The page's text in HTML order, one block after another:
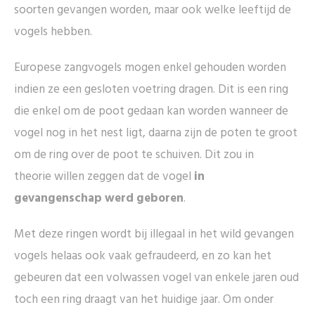
soorten gevangen worden, maar ook welke leeftijd de
vogels hebben.
Europese zangvogels mogen enkel gehouden worden
indien ze een gesloten voetring dragen. Dit is een ring
die enkel om de poot gedaan kan worden wanneer de
vogel nog in het nest ligt, daarna zijn de poten te groot
om de ring over de poot te schuiven. Dit zou in
theorie willen zeggen dat de vogel in
gevangenschap werd geboren.
Met deze ringen wordt bij illegaal in het wild gevangen
vogels helaas ook vaak gefraudeerd, en zo kan het
gebeuren dat een volwassen vogel van enkele jaren oud
toch een ring draagt van het huidige jaar. Om onder